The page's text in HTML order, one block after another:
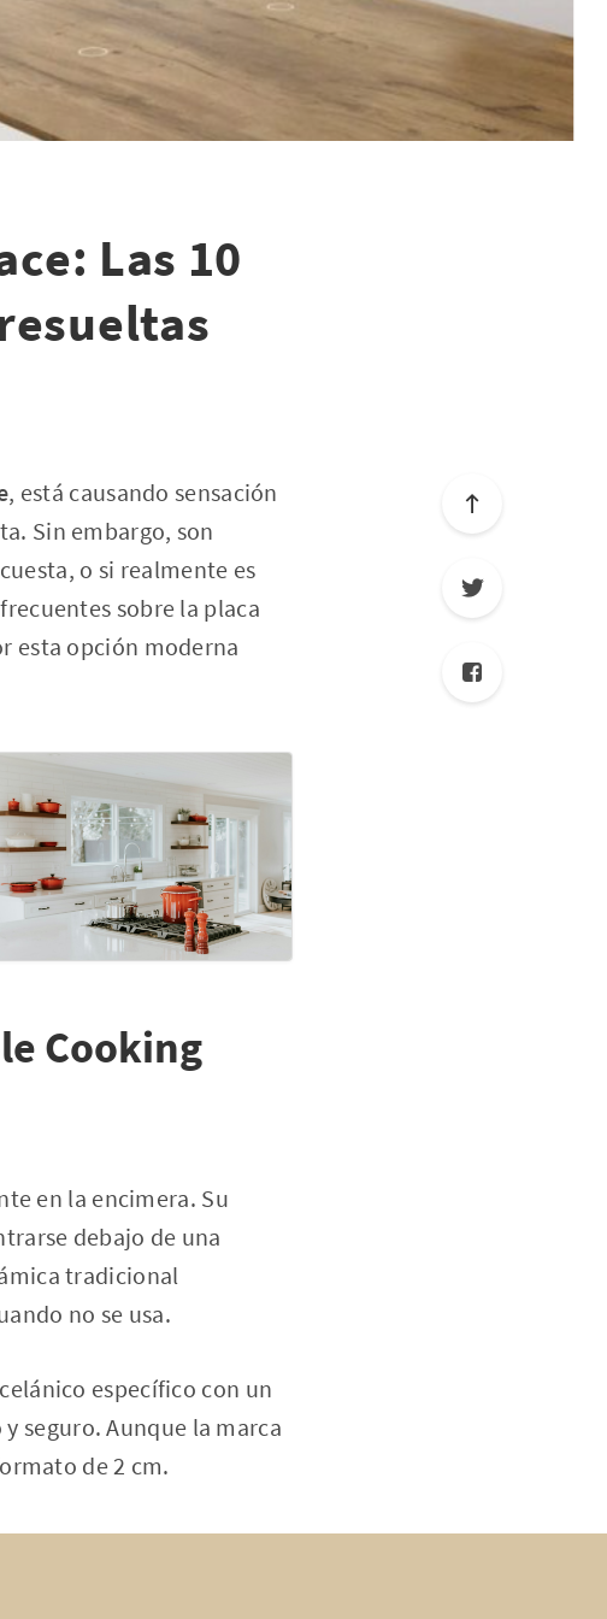
Las 10
, está causando sensación
Sin embargo, son
o si realmente es
sobre la placa
esta opción moderna
Cooking
en la encimera. Su
debajo de una
tradicional
no se usa.
específico con un
seguro. Aunque la marca
de 2 cm.